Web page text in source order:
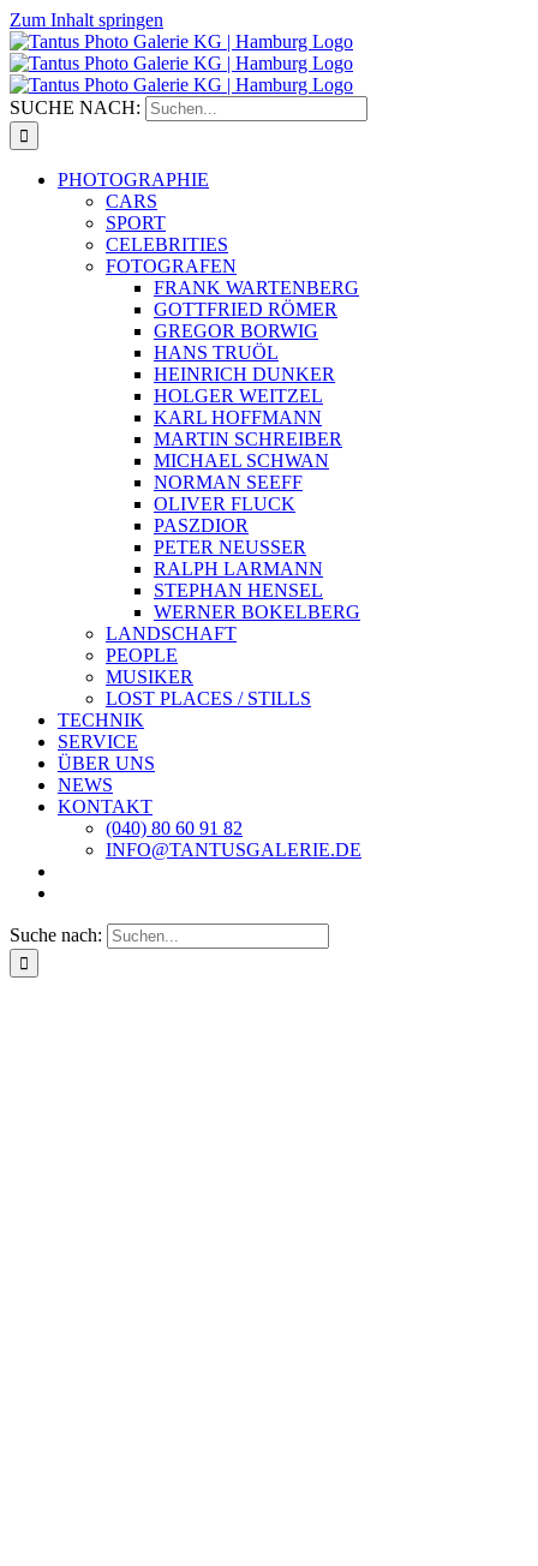
Zum Inhalt springen
SUCHE NACH:
PHOTOGRAPHIE
CARS
SPORT
CELEBRITIES
FOTOGRAFEN
FRANK WARTENBERG
GOTTFRIED RÖMER
GREGOR BORWIG
HANS TRUÖL
HEINRICH DUNKER
HOLGER WEITZEL
KARL HOFFMANN
MARTIN SCHREIBER
MICHAEL SCHWAN
NORMAN SEEFF
OLIVER FLUCK
PASZDIOR
PETER NEUSSER
RALPH LARMANN
STEPHAN HENSEL
WERNER BOKELBERG
LANDSCHAFT
PEOPLE
MUSIKER
LOST PLACES / STILLS
TECHNIK
SERVICE
ÜBER UNS
NEWS
KONTAKT
(040) 80 60 91 82
INFO@TANTUSGALERIE.DE
Suche nach: